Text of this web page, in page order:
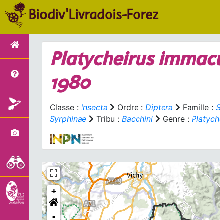
Biodiv'Livradois-Forez
Platycheirus
1980
Classe : Insecta Ordre : Diptera Famille :
Syrphinae
Tribu : Bacchini Genre :
+
-